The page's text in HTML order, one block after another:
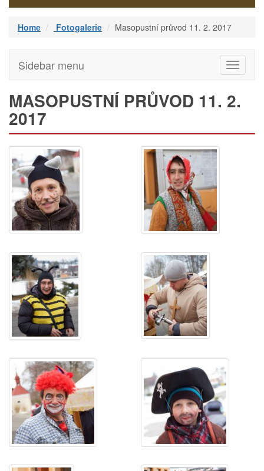
Home Fotogalerie Masopustní průvod 11. 2. 2017
Toggle
Sidebar menu
MASOPUSTNÍ PRŮVOD 11. 2.
2017